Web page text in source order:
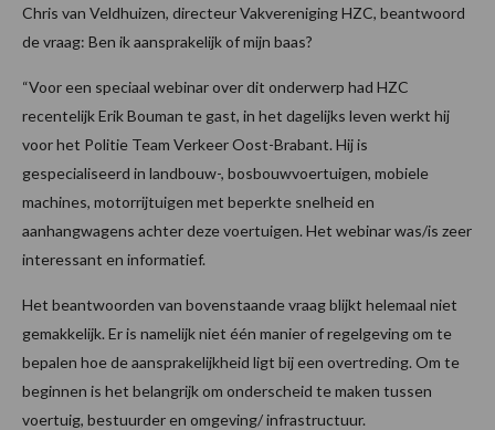
Chris van Veldhuizen, directeur Vakvereniging HZC, beantwoord
de vraag: Ben ik aansprakelijk of mijn baas?
“Voor een speciaal webinar over dit onderwerp had HZC
recentelijk Erik Bouman te gast, in het dagelijks leven werkt hij
voor het Politie Team Verkeer Oost-Brabant. Hij is
gespecialiseerd in landbouw-, bosbouwvoertuigen, mobiele
machines, motorrijtuigen met beperkte snelheid en
aanhangwagens achter deze voertuigen. Het webinar was/is zeer
interessant en informatief.
Het beantwoorden van bovenstaande vraag blijkt helemaal niet
gemakkelijk. Er is namelijk niet één manier of regelgeving om te
bepalen hoe de aansprakelijkheid ligt bij een overtreding. Om te
beginnen is het belangrijk om onderscheid te maken tussen
voertuig, bestuurder en omgeving/ infrastructuur.